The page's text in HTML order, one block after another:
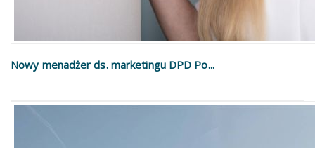
Nowy menadżer ds. marketingu DPD Po...